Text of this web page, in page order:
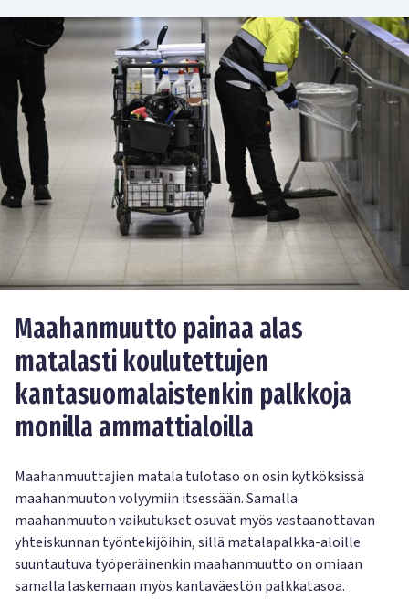
Maahanmuutto painaa alas
matalasti koulutettujen
kantasuomalaistenkin palkkoja
monilla ammattialoilla
Maahanmuuttajien matala tulotaso on osin kytköksissä
maahanmuuton volyymiin itsessään. Samalla
maahanmuuton vaikutukset osuvat myös vastaanottavan
yhteiskunnan työntekijöihin, sillä matalapalkka-aloille
suuntautuva työperäinenkin maahanmuutto on omiaan
samalla laskemaan myös kantaväestön palkkatasoa.